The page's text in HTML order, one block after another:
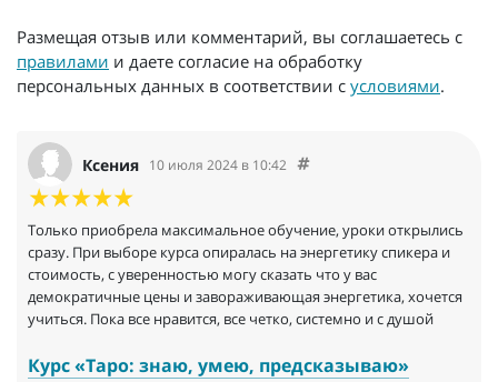
Размещая отзыв или комментарий, вы соглашаетесь с
правилами и даете согласие на обработку
персональных данных в соответствии с условиями.
Ксения 10 июля 2024 в 10:42
Только приобрела максимальное обучение, уроки открылись
сразу. При выборе курса опиралась на энергетику спикера и
стоимость, с уверенностью могу сказать что у вас
демократичные цены и завораживающая энергетика, хочется
учиться. Пока все нравится, все четко, системно и с душой
Курс «Таро: знаю, умею, предсказываю»